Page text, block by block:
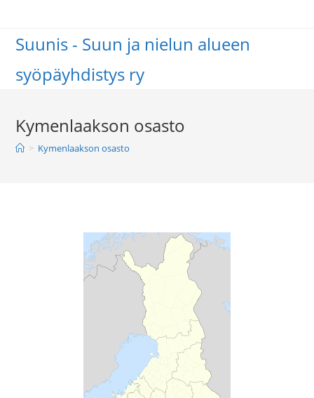
Suunis - Suun ja nielun alueen
syöpäyhdistys ry
Kymenlaakson osasto
> Kymenlaakson osasto